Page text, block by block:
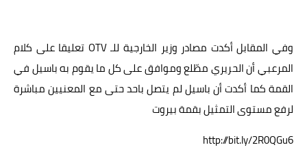
وفي المقابل أكدت مصادر وزير الخارجية للـ OTV تعليقا على كلام
المرعبي أن الحريري مطّلع وموافق على كل ما يقوم به باسيل في
القمة كما أكدت أن باسيللم يتصل باحد حتى مع المعنيين مباشرة
لرفع مستوى التمثيل بقمة بيروت
http://bit.ly/2R0QGu6